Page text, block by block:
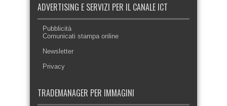
ADVERTISING E SERVIZI PER IL CANALE ICT
Pubblicità
Comunicati stampa online
Newsletter
Privacy
TRADEMANAGER PER IMMAGINI